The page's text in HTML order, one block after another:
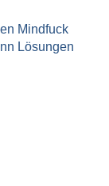
Mindfuck
Lösungen